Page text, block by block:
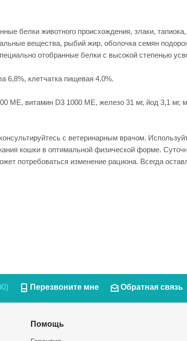
белки животного происхождения, злаки,
вещества, рыбий жир, оболочка семян
отобранные белки с высокой степенью
6,8%, клетчатка пищевая 4,0%.
ME, витамин D3 1000 ME, железо 31 мг, йод 3,1 мг,
с ветеринарным врачом.
кошки в оптимальной физической форме.
потребоваться изменение рациона. Всегда
Перезвоните мне Обратная связь
Помощь